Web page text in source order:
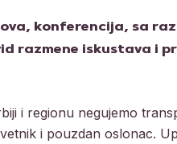
konferencija, sa
razmene iskustava i
i regionu negujemo
i pouzdan oslonac.